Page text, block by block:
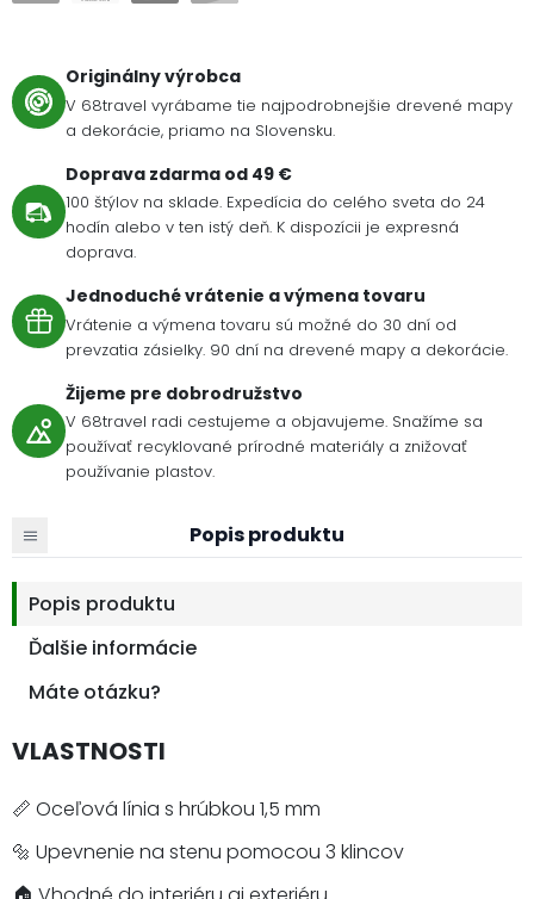
Originálny výrobca
V 68travel vyrábame tie najpodrobnejšie drevené mapy
a dekorácie, priamo na Slovensku.
Doprava zdarma od 49 €
100 štýlov na sklade. Expedícia do celého sveta do 24
hodín alebo v ten istý deň. K dispozícii je expresná
doprava.
Jednoduché vrátenie a výmena tovaru
Vrátenie a výmena tovaru sú možné do 30 dní od
prevzatia zásielky. 90 dní na drevené mapy a dekorácie.
Žijeme pre dobrodružstvo
V 68travel radi cestujeme a objavujeme. Snažíme sa
používať recyklované prírodné materiály a znižovať
používanie plastov.
Popis produktu
Popis produktu
Ďalšie informácie
Máte otázku?
VLASTNOSTI
📏 Oceľová línia s hrúbkou 1,5 mm
🔩 Upevnenie na stenu pomocou 3 klincov